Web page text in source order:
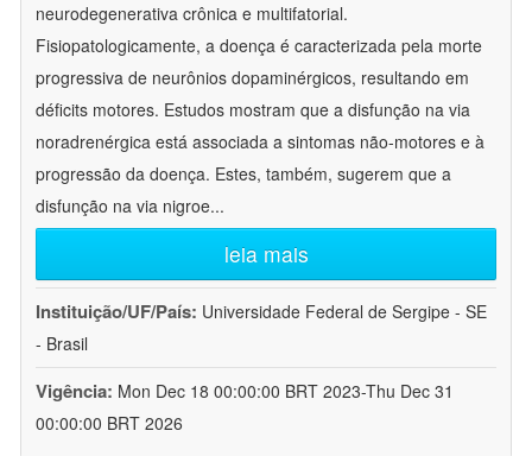
neurodegenerativa crônica e multifatorial.
Fisiopatologicamente, a doença é caracterizada pela morte
progressiva de neurônios dopaminérgicos, resultando em
déficits motores. Estudos mostram que a disfunção na via
noradrenérgica está associada a sintomas não-motores e à
progressão da doença. Estes, também, sugerem que a
disfunção na via nigroe...
leia mais
Instituição/UF/País: Universidade Federal de Sergipe - SE
- Brasil
Vigência: Mon Dec 18 00:00:00 BRT 2023-Thu Dec 31
00:00:00 BRT 2026